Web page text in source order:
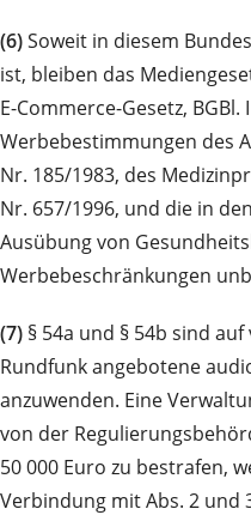
(6)Soweit in diesem
ist, bleiben das
E-Commerce-Gesetz,
Werbebestimmungen des
Nr. 185/1983, des
Nr. 657/1996, und die in
Ausübung von
Werbebeschränkungen
(7) § 54a und § 54b sind
Rundfunk angebotene
anzuwenden. Eine
von der
50 000 Euro zu bestrafen,
Verbindung mit Abs. 2 und